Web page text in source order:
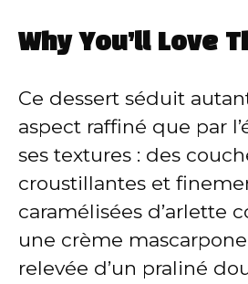
y
V
i
d
e
Why You’ll Love
Ce dessert séduit
aspect raffiné que par
ses textures : des
croustillantes et
caramélisées d’arlette
une crème
relevée d’un praliné